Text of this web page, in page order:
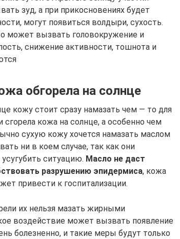
зуд, а при прикосновениях будет
могут появиться волдыри, сухость.
может вызвать головокружение и
снижение активности, тошнота и
обгорела на солнце
кожу стоит сразу намазать чем — то для
кожа на солнце, а особенно чем
сухую кожу хочется намазать маслом
ни в коем случае, так как они
ситуацию. Масло не даст
разрушению эпидермиса, кожа
привести к госпитализации.
их нельзя мазать жирными
воздействие может вызвать появление
болезненно, и такие меры будут только